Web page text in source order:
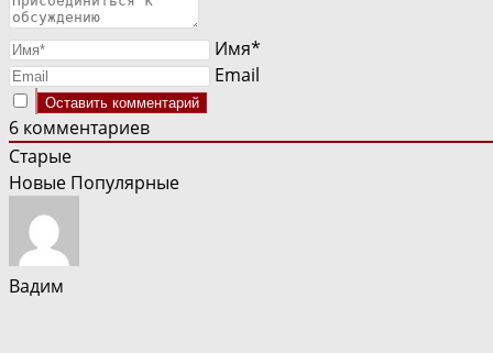
Имя*
Email
6 комментариев
Старые
Новые Популярные
Вадим